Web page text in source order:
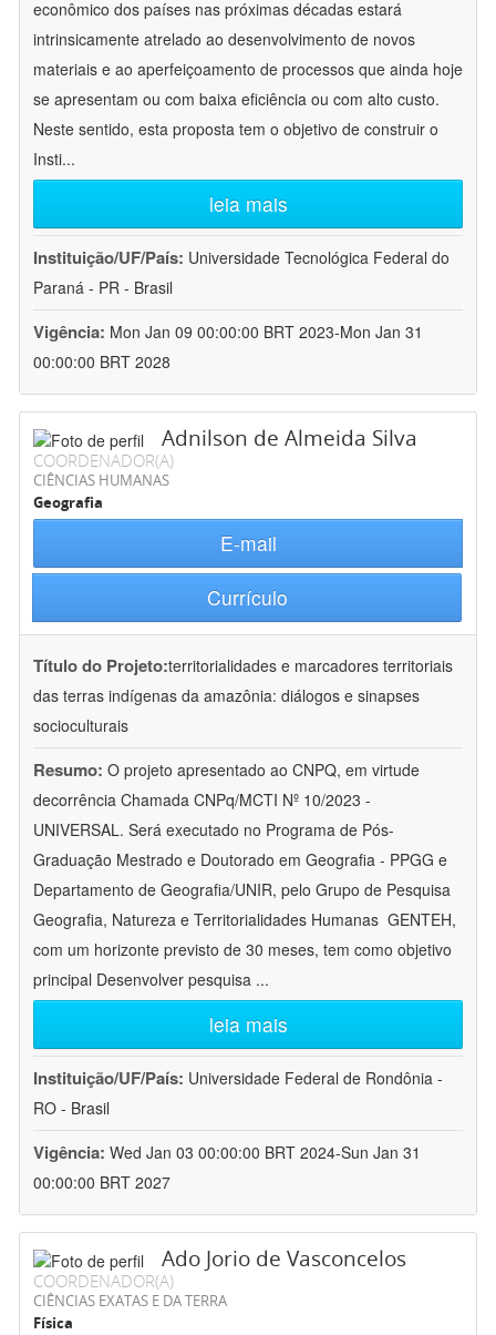
econômico dos países nas próximas décadas estará
intrinsicamente atrelado ao desenvolvimento de novos
materiais e ao aperfeiçoamento de processos que ainda hoje
se apresentam ou com baixa eficiência ou com alto custo.
Neste sentido, esta proposta tem o objetivo de construir o
Insti...
leia mais
Instituição/UF/País: Universidade Tecnológica Federal do
Paraná - PR - Brasil
Vigência: Mon Jan 09 00:00:00 BRT 2023-Mon Jan 31
00:00:00 BRT 2028
Adnilson de Almeida Silva
COORDENADOR(A)
CIÊNCIAS HUMANAS
Geografia
E-mail
Currículo
Título do Projeto:territorialidades e marcadores territoriais
das terras indígenas da amazônia: diálogos e sinapses
socioculturais
Resumo: O projeto apresentado ao CNPQ, em virtude
decorrência Chamada CNPq/MCTI Nº 10/2023 -
UNIVERSAL. Será executado no Programa de Pós-
Graduação Mestrado e Doutorado em Geografia - PPGG e
Departamento de Geografia/UNIR, pelo Grupo de Pesquisa
Geografia, Natureza e Territorialidades Humanas  GENTEH,
com um horizonte previsto de 30 meses, tem como objetivo
principal Desenvolver pesquisa ...
leia mais
Instituição/UF/País: Universidade Federal de Rondônia -
RO - Brasil
Vigência: Wed Jan 03 00:00:00 BRT 2024-Sun Jan 31
00:00:00 BRT 2027
Ado Jorio de Vasconcelos
COORDENADOR(A)
CIÊNCIAS EXATAS E DA TERRA
Física